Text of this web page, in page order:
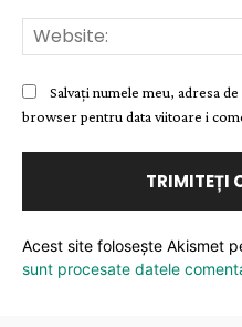
Salvați numele meu, adresa
browser pentru data viitoare i
Acest site folosește Akismet
sunt procesate datele